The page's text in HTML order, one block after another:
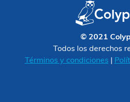
© 2021
Todos los derechos
Términos y condiciones